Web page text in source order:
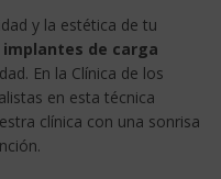
y la estética de tu
implantes de carga
En la Clínica de los
en esta técnica
clínica con una sonrisa